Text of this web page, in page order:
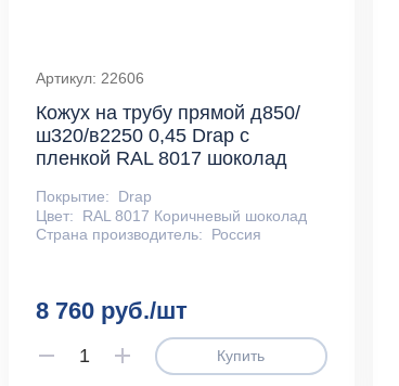
Артикул: 22606
Кожух на трубу прямой д850/
ш320/в2250 0,45 Drap с
пленкой RAL 8017 шоколад
Покрытие:
Drap
Цвет:
RAL 8017 Коричневый шоколад
Страна производитель:
Россия
8 760 руб./шт
Купить